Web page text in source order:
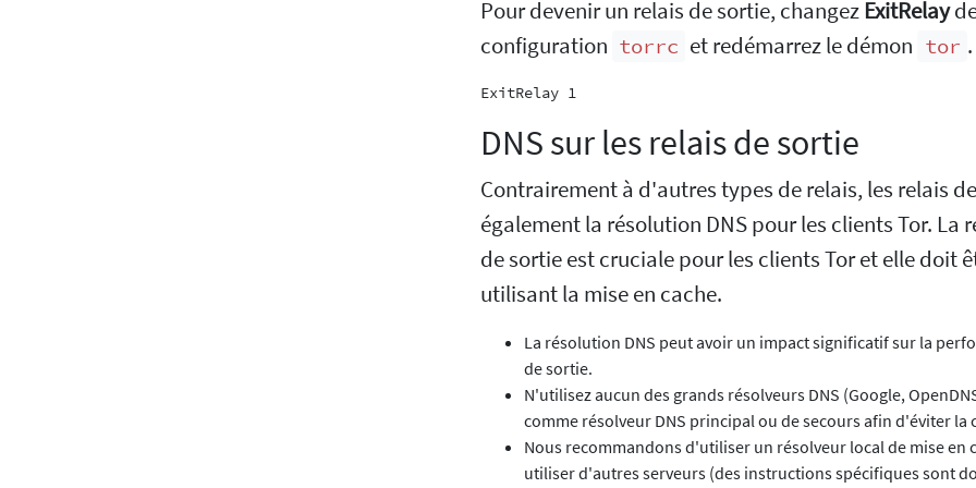
Pour devenir un relais de sortie, changezExitRelay
configuration torrc et redémarrez le démon tor .
ExitRelay 1
DNS sur les relais de sortie
Contrairement à d'autres types de relais, les relais
également la résolution DNS pour les clients Tor. La
de sortie est cruciale pour les clients Tor et elle doit
utilisant la mise en cache.
La résolution DNS peut avoir un impact significatif sur la
de sortie.
N'utilisez aucun des grands résolveurs DNS (Google,
comme résolveur DNS principal ou de secours afin d'éviter la
Nous recommandons d'utiliser un résolveur local de mise en
utiliser d'autres serveurs (des instructions spécifiques sont